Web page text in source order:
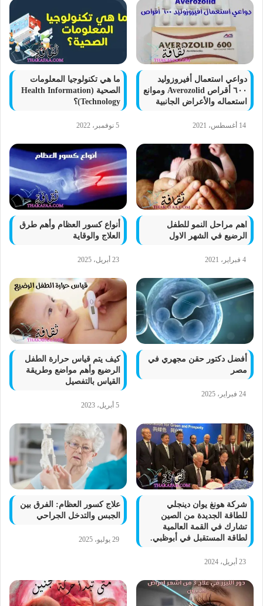
دواعي استعمال أفيروزوليد
٦٠٠ أقراص Averozolid وموانع
استعماله والأعراض الجانبية
14 أغسطس، 2021
ما هي تكنولوجيا المعلومات
الصحية (Health Information
Technology)؟
5 نوفمبر، 2022
اهم مراحل النمو للطفل
الرضيع في الشهر الاول
4 فبراير، 2021
أنواع كسور العظام وأهم طرق
العلاج والوقاية
23 أبريل، 2025
أفضل دكتور حقن مجهري في
مصر
24 فبراير، 2025
كيف يتم قياس حرارة الطفل
الرضيع وأهم مواضع وطريقة
القياس بالتفصيل
5 أبريل، 2023
شركة هونغ يوان دينجلي
للطاقة الجديدة من الصين
تشارك في القمة العالمية
لطاقة المستقبل في أبوظبي.
23 أبريل، 2024
علاج كسور العظام: الفرق بين
الجبس والتدخل الجراحي
29 يوليو، 2025